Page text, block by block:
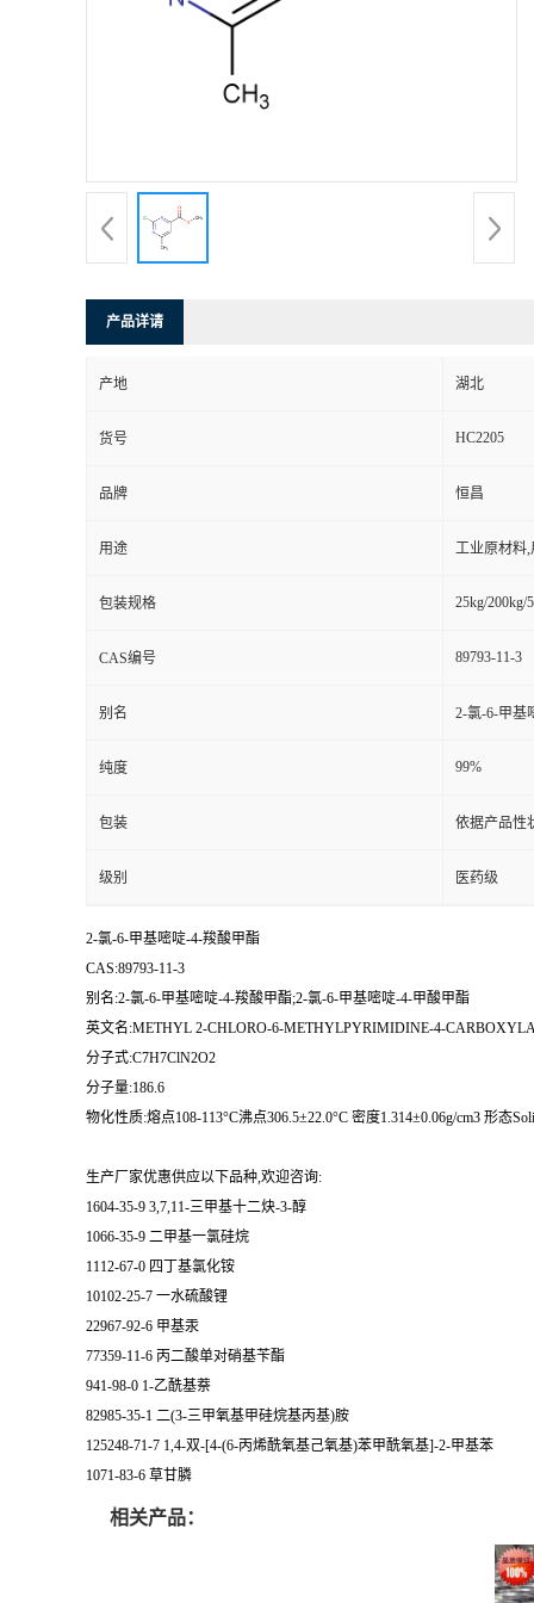
产品详请
产地 湖北
货号 HC2205
品牌 恒昌
用途 工业原材料
包装规格 25kg/200kg/
CAS编号 89793-11-3
别名 2-氯-6-甲基
纯度 99%
包装 依据产品性
级别 医药级
2-氯-6-甲基嘧啶-4-羧酸甲酯
CAS:89793-11-3
别名:2-氯-6-甲基嘧啶-4-羧酸甲酯;2-氯-6-甲基嘧啶-4-甲酸甲酯
英文名:METHYL 2-CHLORO-6-METHYLPYRIMIDINE-4-
分子式:C7H7ClN2O2
分子量:186.6
物化性质:熔点108-113°C沸点306.5±22.0°C 密度1.314±0.06g/cm3 形态
生产厂家优惠供应以下品种,欢迎咨询:
1604-35-9 3,7,11-三甲基十二炔-3-醇
1066-35-9 二甲基一氯硅烷
1112-67-0 四丁基氯化铵
10102-25-7 一水硫酸锂
22967-92-6 甲基汞
77359-11-6 丙二酸单对硝基苄酯
941-98-0 1-乙酰基萘
82985-35-1 二(3-三甲氧基甲硅烷基丙基)胺
125248-71-7 1,4-双-[4-(6-丙烯酰氧基己氧基)苯甲酰氧基]-2-甲基苯
1071-83-6 草甘膦
相关产品：